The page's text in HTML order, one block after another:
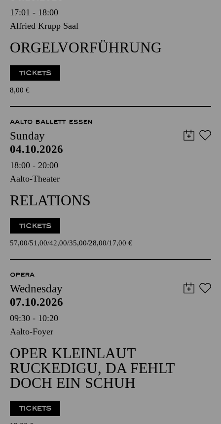
17:01 - 18:00
Alfried Krupp Saal
ORGELVORFÜHRUNG
TICKETS
8,00 €
AALTO BALLETT ESSEN
Sunday
04.10.2026
18:00 - 20:00
Aalto-Theater
RELATIONS
TICKETS
57,00 51,00 42,00 35,00 28,00 17,00 €
OPERA
Wednesday
07.10.2026
09:30 - 10:20
Aalto-Foyer
OPER KLEINLAUT
RUCKEDIGU, DA FEHLT
DOCH EIN SCHUH
TICKETS